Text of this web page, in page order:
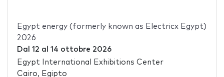
Egypt energy (formerly known as Electricx Egypt)
2026
Dal 12 al 14 ottobre 2026
Egypt International Exhibitions Center
Cairo, Egipto